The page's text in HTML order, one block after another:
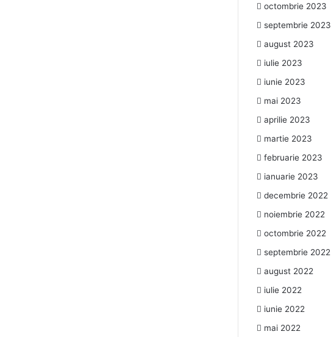
octombrie 2023
septembrie 2023
august 2023
iulie 2023
iunie 2023
mai 2023
aprilie 2023
martie 2023
februarie 2023
ianuarie 2023
decembrie 2022
noiembrie 2022
octombrie 2022
septembrie 2022
august 2022
iulie 2022
iunie 2022
mai 2022